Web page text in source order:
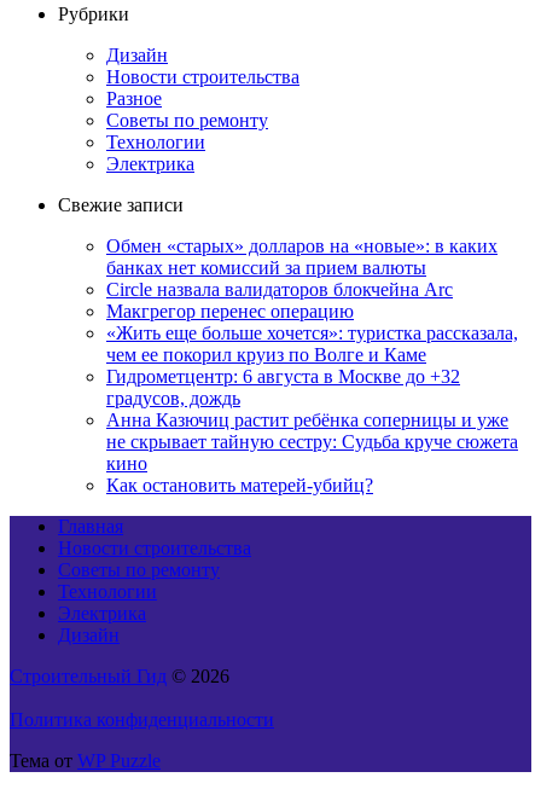
Рубрики
Дизайн
Новости строительства
Разное
Советы по ремонту
Технологии
Электрика
Свежие записи
Обмен «старых» долларов на «новые»: в каких
банках нет комиссий за прием валюты
Circle назвала валидаторов блокчейна Arc
Макгрегор перенес операцию
«Жить еще больше хочется»: туристка рассказала,
чем ее покорил круиз по Волге и Каме
Гидрометцентр: 6 августа в Москве до +32
градусов, дождь
Анна Казючиц растит ребёнка соперницы и уже
не скрывает тайную сестру: Судьба круче сюжета
кино
Как остановить матерей-убийц?
Главная
Новости строительства
Советы по ремонту
Технологии
Электрика
Дизайн
Строительный Гид © 2026
Политика конфиденциальности
Тема от WP Puzzle